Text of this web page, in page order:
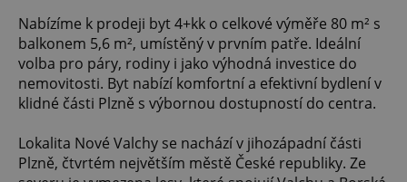
Nabízíme k prodeji byt 4+kk o celkové výměře 80 m² s
balkonem 5,6 m², umístěný v prvním patře. Ideální
volba pro páry, rodiny i jako výhodná investice do
nemovitosti. Byt nabízí komfortní a efektivní bydlení v
klidné části Plzně s výbornou dostupností do centra.
Lokalita Nové Valchy se nachází v jihozápadní části
Plzně, čtvrtém největším městě České republiky. Ze